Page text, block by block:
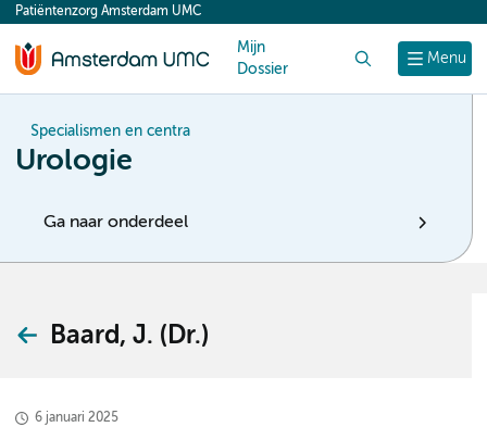
content
Menu
Patiëntenzorg Amsterdam UMC
Mijn
Dossier
Specialismen en centra
Urologie
Ga naar onderdeel
Baard, J. (Dr.)
6 januari 2025